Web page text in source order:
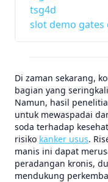
tsg4d
slot demo gates
Di zaman sekarang,
bagian yang
Namun, hasil
untuk mewaspadai
soda terhadap
risiko kanker usus.
manis ini dapat
peradangan kronis,
mendukung